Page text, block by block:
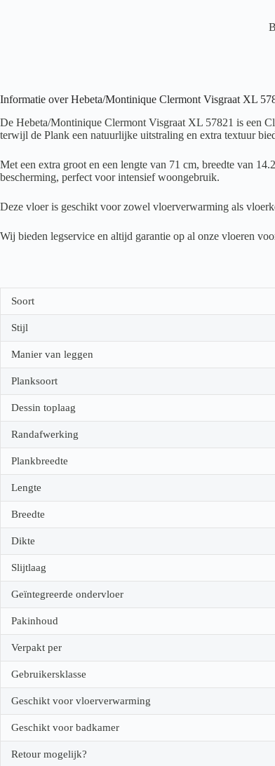
Informatie over Hebeta/Montinique Clermont Visgraat XL
De Hebeta/Montinique Clermont Visgraat XL 57821 is een
terwijl de Plank een natuurlijke uitstraling en extra textuur
Met een extra groot en een lengte van 71 cm, breedte van
bescherming, perfect voor intensief woongebruik.
Deze vloer is geschikt voor zowel vloerverwarming als
Wij bieden legservice en altijd garantie op al onze vloeren
Soort
Stijl
Manier van leggen
Planksoort
Dessin toplaag
Randafwerking
Plankbreedte
Lengte
Breedte
Dikte
Slijtlaag
Geïntegreerde ondervloer
Pakinhoud
Verpakt per
Gebruikersklasse
Geschikt voor vloerverwarming
Geschikt voor badkamer
Retour mogelijk?